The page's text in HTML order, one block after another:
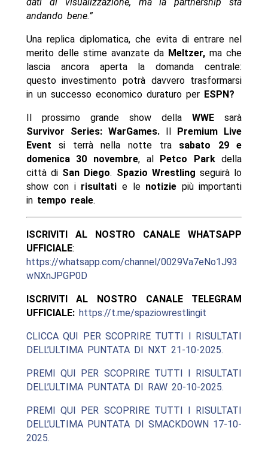
dati di visualizzazione, ma la partnership sta
andando bene.”
Una replica diplomatica, che evita di entrare nel
merito delle stime avanzate da Meltzer, ma che
lascia ancora aperta la domanda centrale:
questo investimento potrà davvero trasformarsi
in un successo economico duraturo per ESPN?
Il prossimo grande show dellaWWE sarà
Survivor Series: WarGames.Il
Premium Live
Event si terrà nella notte trasabato 29 e
domenica 30 novembre, al Petco Parkdella
città di San Diego. Spazio Wrestling seguirà lo
show con i risultati e le notizie più importanti
in tempo reale.
ISCRIVITI AL NOSTRO CANALE WHATSAPP
UFFICIALE:
https://whatsapp.com/channel/0029Va7eNo1J93
wNXnJPGP0D
ISCRIVITI AL NOSTRO CANALE TELEGRAM
UFFICIALE: https://t.me/spaziowrestlingit
CLICCA QUI PER SCOPRIRE TUTTI I RISULTATI
DELL’ULTIMA PUNTATA DI NXT 21-10-2025.
PREMI QUI PER SCOPRIRE TUTTI I RISULTATI
DELL’ULTIMA PUNTATA DI RAW 20-10-2025.
PREMI QUI PER SCOPRIRE TUTTI I RISULTATI
DELL’ULTIMA PUNTATA DI SMACKDOWN 17-10-
2025.